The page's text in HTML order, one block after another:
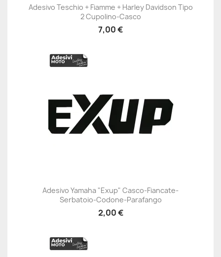
Adesivo Teschio + Fiamme + Harley Davidson Tipo
2 Cupolino-Casco
7,00 €
Adesivo Yamaha "Exup" Casco-Fiancate-
Serbatoio-Codone-Parafango
2,00 €